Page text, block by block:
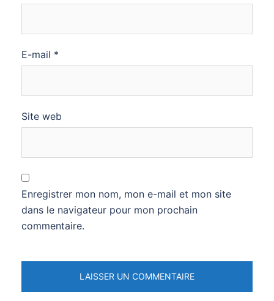
E-mail *
Site web
Enregistrer mon nom, mon e-mail et mon site
dans le navigateur pour mon prochain
commentaire.